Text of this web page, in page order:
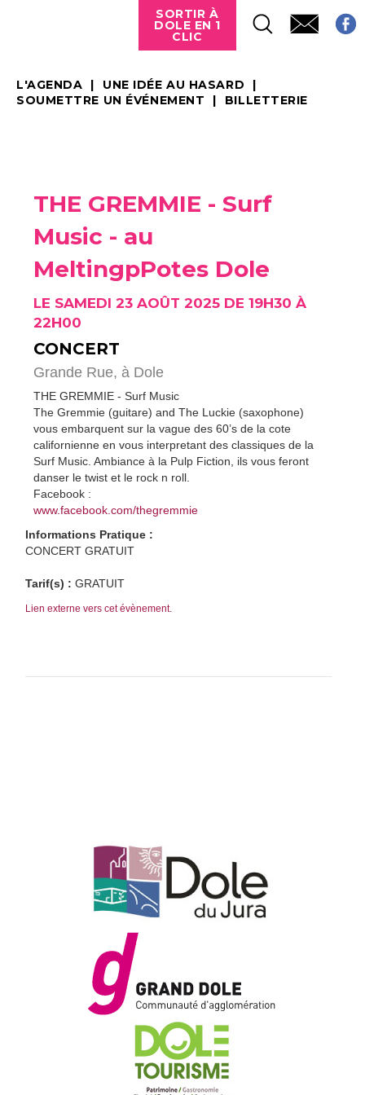
SORTIR À
DOLE EN 1
CLIC
L'AGENDA
UNE IDÉE AU HASARD
SOUMETTRE UN ÉVÉNEMENT
BILLETTERIE
THE GREMMIE - Surf
Music - au
MeltingpPotes Dole
LE SAMEDI 23 AOÛT 2025 DE 19H30 À
22H00
CONCERT
Grande Rue, à Dole
THE GREMMIE - Surf Music
The Gremmie (guitare) and The Luckie (saxophone)
vous embarquent sur la vague des 60’s de la cote
californienne en vous interpretant des classiques de la
Surf Music. Ambiance à la Pulp Fiction, ils vous feront
danser le twist et le rock n roll.
Facebook :
www.facebook.com/thegremmie
Informations Pratique :
CONCERT GRATUIT
Tarif(s) : GRATUIT
Lien externe vers cet évènement.